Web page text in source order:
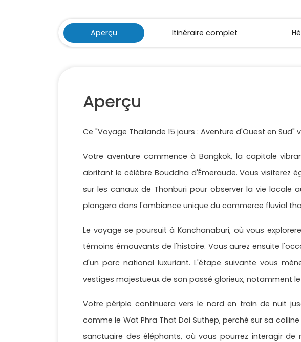
Aperçu Itinéraire complet
Aperçu
Ce "Voyage Thaïlande 15 jours : Aventure d'Ouest en
Votre aventure commence à Bangkok, la capitale
abritant le célèbre Bouddha d'Émeraude. Vous visiterez
sur les canaux de Thonburi pour observer la vie locale
plongera dans l'ambiance unique du commerce fluvial
Le voyage se poursuit à Kanchanaburi, où vous
témoins émouvants de l'histoire. Vous aurez ensuite
d'un parc national luxuriant. L'étape suivante vous
vestiges majestueux de son passé glorieux, notamment
Votre périple continuera vers le nord en train de nuit
comme le Wat Phra That Doi Suthep, perché sur sa
sanctuaire des éléphants, où vous pourrez interagir